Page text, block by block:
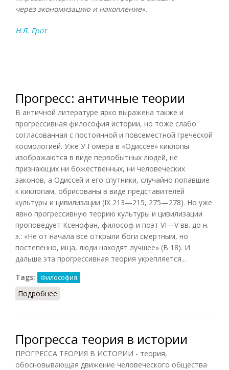
через экономизацию и накопление».
Н.Я. Грот
Прогресс: античные теории
В античной литературе ярко выражена также и
прогрессивная философия истории, но тоже слабо
согласованная с постоянной и повсеместной греческой
космологией. Уже У Гомера в «Одиссее» киклопы
изображаются в виде первобытных людей, не
признающих ни божественных, ни человеческих
законов, а Одиссей и его спутники, случайно попавшие
к киклопам, обрисованы в виде представителей
культуры и цивилизации (IX 213—215, 275—278). Но уже
явно прогрессивную теорию культуры и цивилизации
проповедует Ксенофан, философ и поэт VI—V вв. до н.
э.: «Не от начала все открыли боги смертным, но
постепенно, ища, люди находят лучшее» (В 18). И
дальше эта прогрессивная теория укрепляется...
Tags:
Философия
Подробнее
Прогресса теория в истории
ПРОГРЕССА ТЕОРИЯ В ИСТОРИИ - теория,
обосновывающая движение человеческого общества